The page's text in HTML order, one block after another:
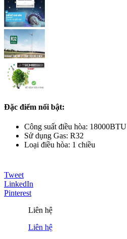
Đặc điểm nổi bật:
Công suất điều hòa: 18000BTU
Sử dụng Gas: R32
Loại điều hòa: 1 chiều
Tweet
LinkedIn
Pinterest
Liên hệ
Liên hệ